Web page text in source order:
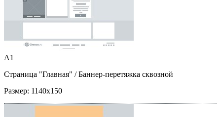
A1
Страница "Главная" / Баннер-перетяжка сквозной
Размер: 1140x150